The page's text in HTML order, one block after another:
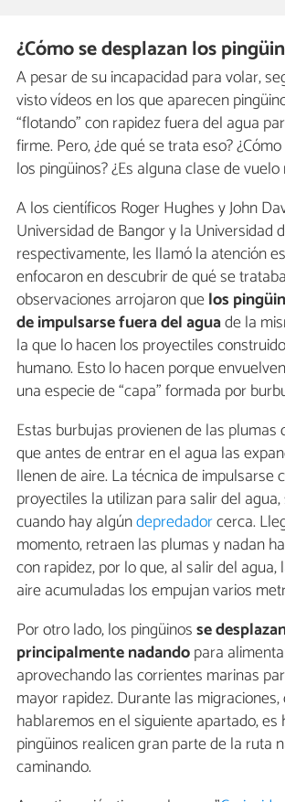
¿Cómo se desplazan los
A pesar de su incapacidad para volar,
visto vídeos en los que aparecen
“flotando” con rapidez fuera del agua
firme. Pero, ¿de qué se trata eso?
los pingüinos? ¿Es alguna clase de
A los científicos Roger Hughes y John
Universidad de Bangor y la Universidad
respectivamente, les llamó la atención
enfocaron en descubrir de qué se
observaciones arrojaron quelos
de impulsarse fuera del aguade la
la que lo hacen los proyectiles
humano. Esto lo hacen porque
una especie de “capa” formada por
Estas burbujas provienen de las plumas
que antes de entrar en el agua las
llenen de aire. La técnica de impulsarse
proyectiles la utilizan para salir del
cuando hay algúndepredadorcerca.
momento, retraen las plumas y nadan
con rapidez, por lo que, al salir del
aire acumuladas los empujan varios
Por otro lado, los pingüinosse
principalmente nadandopara
aprovechando las corrientes marinas
mayor rapidez. Durante las
hablaremos en el siguiente apartado, es
pingüinos realicen gran parte de la ruta
caminando.